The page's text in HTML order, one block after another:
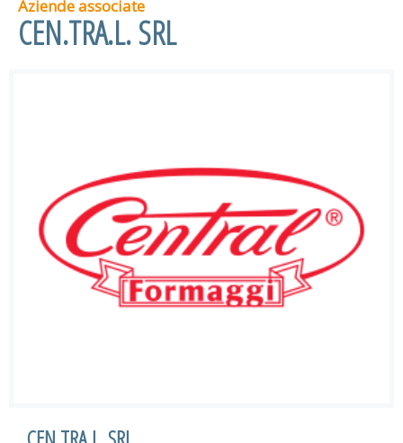
Aziende associate
CEN.TRA.L. SRL